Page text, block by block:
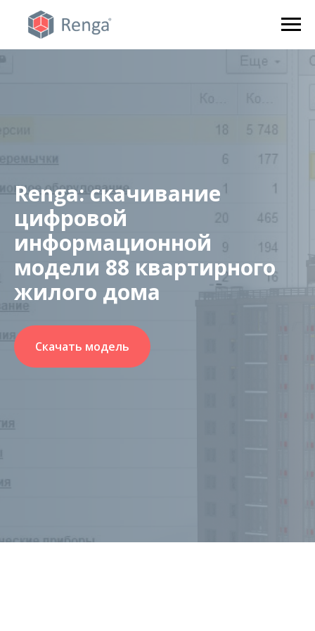
Renga: скачивание
цифровой
информационной
модели 88 квартирного
жилого дома
Скачать модель